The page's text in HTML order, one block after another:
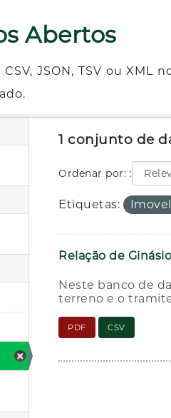
Abertos
JSON, TSV ou XML
1 conjunto de
Ordenar por:
Etiquetas: Imovel
Relação de
Neste banco de
terreno e o
PDF CSV